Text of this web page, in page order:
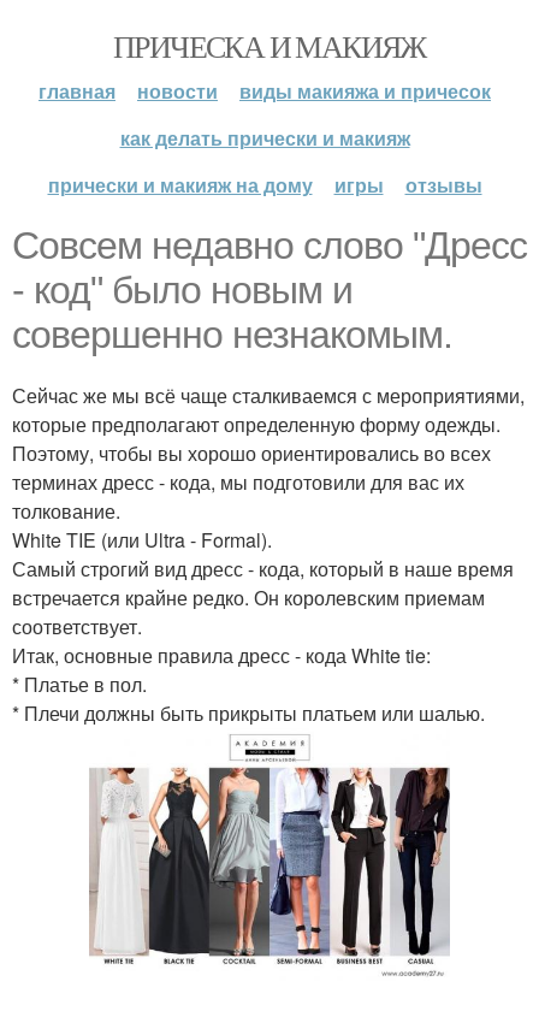
ПРИЧЕСКА И МАКИЯЖ
главная новости
виды макияжа и причесок
как делать прически и макияж
прически и макияж на дому
игры отзывы
Совсем недавно слово "Дресс
- код" было новым и
совершенно незнакомым.
Сейчас же мы всё чаще сталкиваемся с мероприятиями,
которые предполагают определенную форму одежды.
Поэтому, чтобы вы хорошо ориентировались во всех
терминах дресс - кода, мы подготовили для вас их
толкование.
White TIE (или Ultra - Formal).
Самый строгий вид дресс - кода, который в наше время
встречается крайне редко. Он королевским приемам
соответствует.
Итак, основные правила дресс - кода White tie:
* Платье в пол.
* Плечи должны быть прикрыты платьем или шалью.